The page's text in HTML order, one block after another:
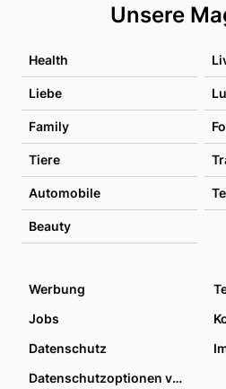
Unsere
Health
Liebe
Family
Tiere
Automobile
Beauty
Werbung
Jobs
Datenschutz
Datenschutzoptionen verwalten